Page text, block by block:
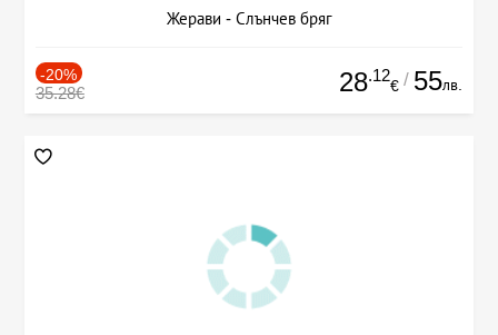
Жерави - Слънчев бряг
-20%
35.28€ 28.12
€ / 55лв.